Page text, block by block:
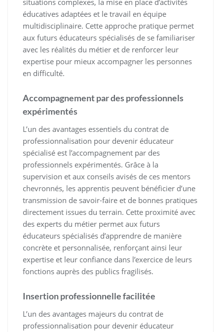
situations complexes, la mise en place d’activités
éducatives adaptées et le travail en équipe
multidisciplinaire. Cette approche pratique permet
aux futurs éducateurs spécialisés de se familiariser
avec les réalités du métier et de renforcer leur
expertise pour mieux accompagner les personnes
en difficulté.
Accompagnement par des professionnels
expérimentés
L’un des avantages essentiels du contrat de
professionnalisation pour devenir éducateur
spécialisé est l’accompagnement par des
professionnels expérimentés. Grâce à la
supervision et aux conseils avisés de ces mentors
chevronnés, les apprentis peuvent bénéficier d’une
transmission de savoir-faire et de bonnes pratiques
directement issues du terrain. Cette proximité avec
des experts du métier permet aux futurs
éducateurs spécialisés d’apprendre de manière
concrète et personnalisée, renforçant ainsi leur
expertise et leur confiance dans l’exercice de leurs
fonctions auprès des publics fragilisés.
Insertion professionnelle facilitée
L’un des avantages majeurs du contrat de
professionnalisation pour devenir éducateur